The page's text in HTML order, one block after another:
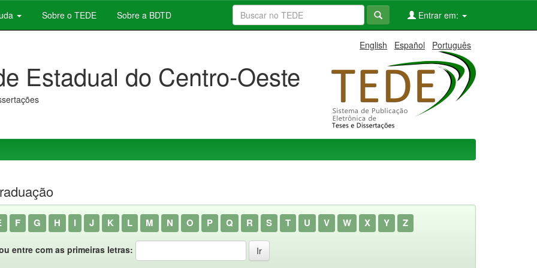
Sobre o TEDE Sobre a BDTD Entrar em:
English Español Português
Estadual do Centro-Oeste
F G H I J K L M N O P Q R S T U V W X Y Z
entre com as primeiras letras: